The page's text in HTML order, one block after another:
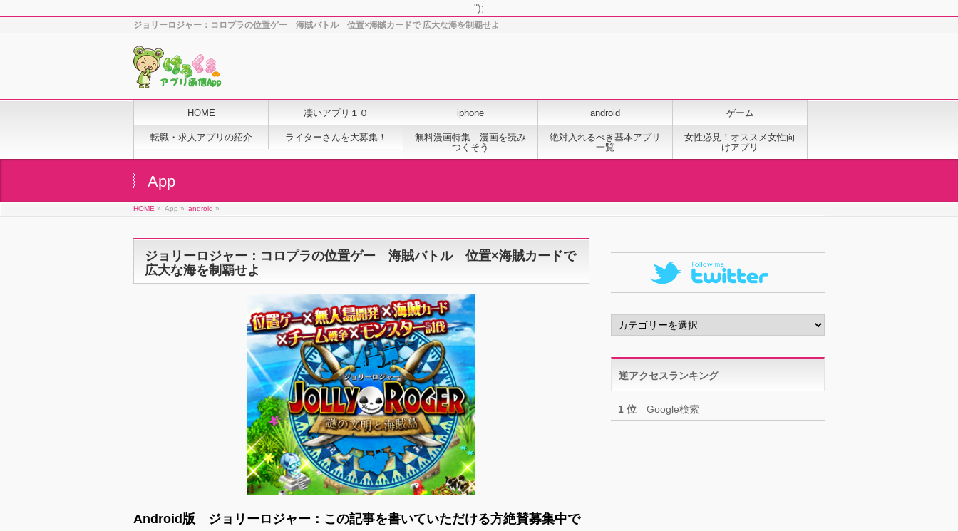
");
ジョリーロジャー：コロプラの位置ゲー 海賊バトル 位置×海賊カードで 広大な海を制覇せよ
HOME 凄いアプリ１０ iphone android ゲーム
転職・求人アプリの紹介 ライターさんを大募集！
無料漫画特集 漫画を読み
つくそう
絶対入れるべき基本アプリ
一覧
女性必見！オススメ女性向
けアプリ
App
HOME » App » android »
ジョリーロジャー：コロプラの位置ゲー 海賊バトル 位置×海賊カードで
広大な海を制覇せよ
Android版 ジョリーロジャー：この記事を書いていただける方絶賛募集中で
カ
テ
リ
ー逆アクセスランキング
1 位 Google検索